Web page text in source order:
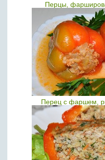
Перцы,
Перец с фаршем,